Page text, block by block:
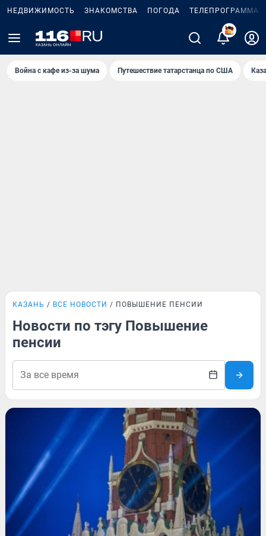
НЕДВИЖИМОСТЬ ЗНАКОМСТВА ПОГОДА ТЕЛЕПРОГРАММА
2
Война с кафе из-за шума Путешествие татарстанца по США
КАЗАНЬ ВСЕ НОВОСТИ ПОВЫШЕНИЕ ПЕНСИИ
Новости по тэгу Повышение
пенсии